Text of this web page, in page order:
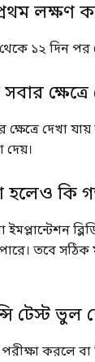
লক্ষণ
১২ দিন পর
ক্ষেত্রে
দেখা
দেয়।
হলেও কি
ইমপ্লান্টেশন
তবে সঠিক
টেস্ট ভুল
করলে